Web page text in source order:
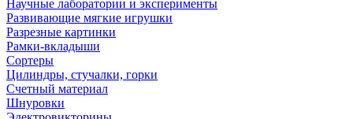
Научные лаборатории и эксперименты
Развивающие мягкие игрушки
Разрезные картинки
Рамки-вкладыши
Сортеры
Цилиндры, стучалки, горки
Счетный материал
Шнуровки